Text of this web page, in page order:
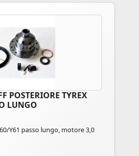
POSTERIORE TYREX
LUNGO
Y61 passo lungo, motore 3,0